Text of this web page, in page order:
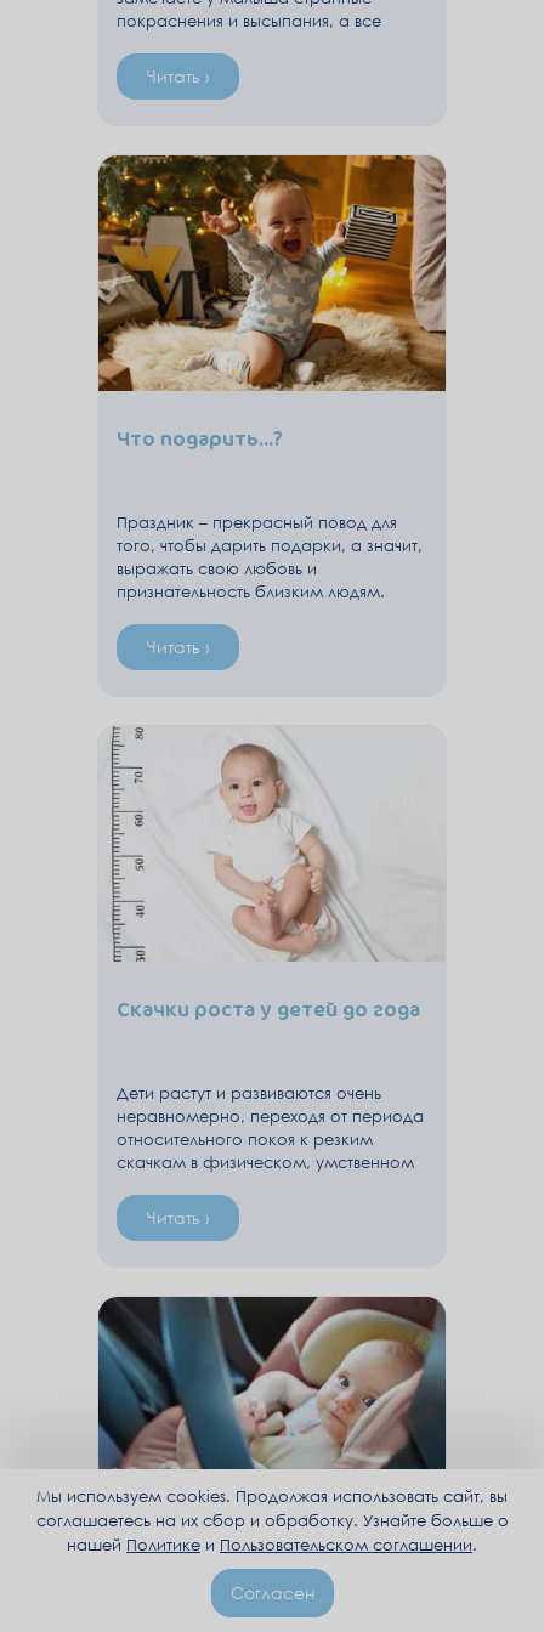
покраснения и высыпания, а все
потничкой и прочей краснухой уже
проверены и исключены, то это
подходящей ребенку бытовой химии.
Читать ›
Что подарить...?
Праздник – прекрасный повод для
того, чтобы дарить подарки, а значит,
выражать свою любовь и
признательность близким людям.
Читать ›
Скачки роста у детей до года
Дети растут и развиваются очень
неравномерно, переходя от периода
относительного покоя к резким
скачкам в физическом, умственном
таких скачков у ребенка особенно
активно формируются новые
также формирования навыков и
умений. Интенсивное увеличение
нейронных связей резко меняет
картину и восприятие окружающего
мира - малышу приходится
справляться с огромными потоками
новых эмоций и информации.
Читать ›
Новорожденный в машине,
как выбрать детское кресло
Мы используем cookies. Продолжая использовать сайт, вы
соглашаетесь на их сбор и обработку. Узнайте больше о
нашей Политике и Пользовательском соглашении.
Согласен